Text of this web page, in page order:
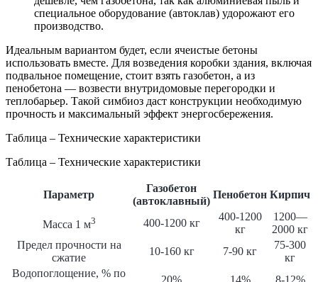
специальное оборудование (автоклав) удорожают его
производство.
Идеальным вариантом будет, если ячеистые бетоны
использовать вместе. Для возведения коробки здания, включая
подвальное помещение, стоит взять газобетон, а из
пенобетона — возвести внутридомовые перегородки и
теплобарьер. Такой симбиоз даст конструкции необходимую
прочность и максимальный эффект энергосбережения.
Таблица – Технические характеристики
Таблица – Технические характеристики
Параметр
Газобетон
(автоклавный)
Пенобетон Кирпич
Масса 1 м3 400-1200 кг
400-1200
кг
1200—
2000 кг
Предел прочности на
сжатие
10-160 кг 7-90 кг
75-300
кг
Водопоглощение, % по